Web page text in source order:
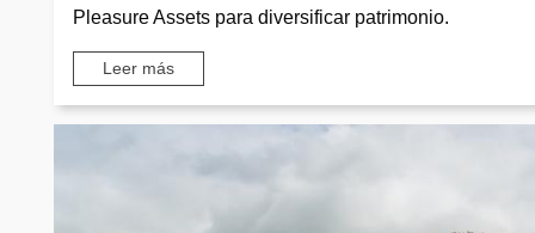
Pleasure Assets para diversificar patrimonio.
Leer más